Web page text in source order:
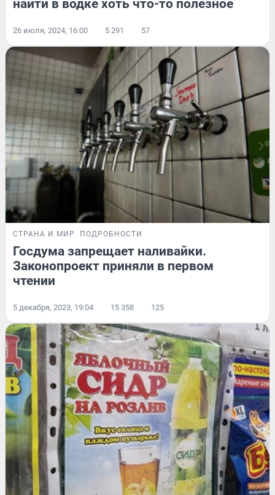
найти в водке хоть что-то полезное
26 июля, 2024, 16:00 5 291 57
СТРАНА И МИР ПОДРОБНОСТИ
Госдума запрещает наливайки.
Законопроект приняли в первом
чтении
5 декабря, 2023, 19:04 15 358 125